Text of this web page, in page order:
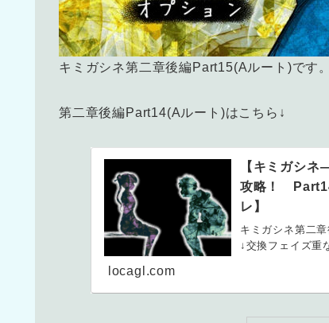
キミガシネ第二章後編Part15(Aルート)です。
第二章後編Part14(Aルート)はこちら↓
【キミガシ
攻略！
レ】
キミガシネ第二
↓交換フェイズ重
locagl.com